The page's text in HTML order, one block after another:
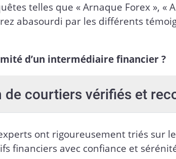
telles que « Arnaque Forex », «
abasourdi par les différents
d’un intermédiaire financier ?
de courtiers vérifiés et
ont rigoureusement triés sur
financiers avec confiance et